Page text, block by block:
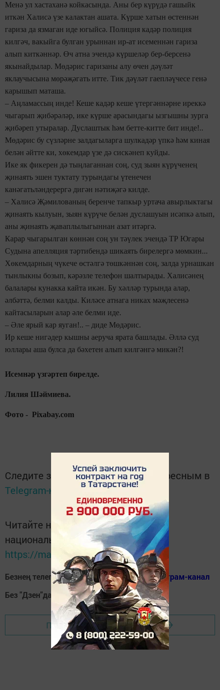
Менә ул хастаханә койкасында. Аны бер күрүдә гашыйк
иткән Халисә үзе калактан ашата. Күрше хатын өстеннән
гариза да язмаган иде югыйсә. Полиция кадәр полиция
килгәч, вакыйга булган урыннан ир-ат исеменнән гариза
алып киткәннәр. Өч атна эчендә күршеләр бер-берсенә
якынайдылар. Мөдәрис гаризаны алу өчен дәүләт
яклаучысына мөрәҗәгать итте. Тик дәүләт гаепләүчесе генә
карышып маташа.
– Аңламассың инде! Кеше кадәр кеше үтергәннәрне иреккә
чыгарып җибәрәләр, ике күрше арасындагы ызгышны зурга
җибәреп утыралар. Дуслаштык һәм бетте-китте бит инде!..
Мөдәрис бу сүзләрне залдагыларга шулкадәр үпкә һәм киная
белән әйтте ки, хөкемдар үзе дә сискәнеп куйды.
Ике як фикерен дә тыңлаганнан соң, суд зыян күрүченең
җинаять эшен туктату турындагы үтенечен
канәгатьләндерергә дигән нәтиҗәгә килде.
– Халисә Җәмилованың беренче тапкыр уртача авырлыктагы
җинаять кылуын, зыян күрүче белән дуслашуын исәпкә алып,
аны җинаять җаваплылыгыннан азат итәргә.
Карар чыгарылган көннән соң ун тәүлек эчендә ТР Югары
Судына апелляция тәртибендә шикаять бирелергә мөмкин...
Хөкемдарның чүкече өстәлгә төшкәннән соң, залда урнашкан
тынлыкны бозып, кәрәзле телефон шалтырады. Халисәнең
балалары кунакка кайта икән. Бу хәлләр турында алар,
әлбәттә, белми калды. Киләсе атнага никах мәҗлесенә
кайтасыларын алар әле белми иде.
– Әле ярый кар яуган!.. – диде Мөдәрис.
Ир кеше нигәдер кышны аеруча ярата башлады. Әллә суд
юллары аша булса да бәхетен алып килгәнгә микән?!
Исемнәр үзгәртеп бирелде.
Лилия Шәймиева.
Фото - Pixabay.com
Следите за самым важным и интересным в
Telegram-канале
Татмедиа
Читайте новости Татарстана в
национальном мессенджере MАХ:
https://max.ru/tatmedia
Безнең телеграм каналга кушылыгыз!Телеграм-канал
Без "Дзен"да!
зен
Перейти на страницу новости